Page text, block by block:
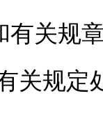
有关规
关规定